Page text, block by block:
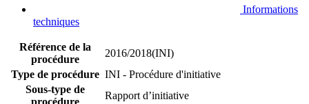
Informations
techniques
Référence de la
procédure
2016/2018(INI)
Type de procédure INI - Procédure d'initiative
Sous-type de
procédure
Rapport d’initiative